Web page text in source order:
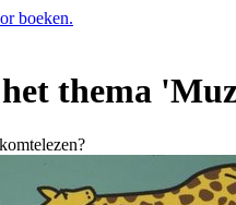
thema